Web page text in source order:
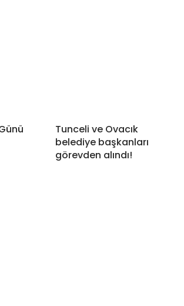
Tunceli ve Ovacık
belediye başkanları
görevden alındı!